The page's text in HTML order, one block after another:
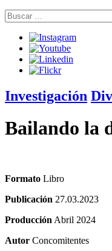
Buscar:
Investigación
Bailando la
Formato Libro
Publicación 27.03.2023
Producción Abril 2024
Autor Concomitentes